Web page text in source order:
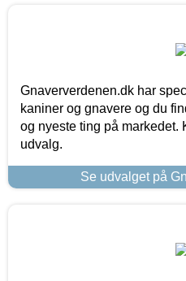
Gnaververdenen.dk har
kaniner og gnavere og du
og nyeste ting på markedet.
udvalg.
Se udvalget på